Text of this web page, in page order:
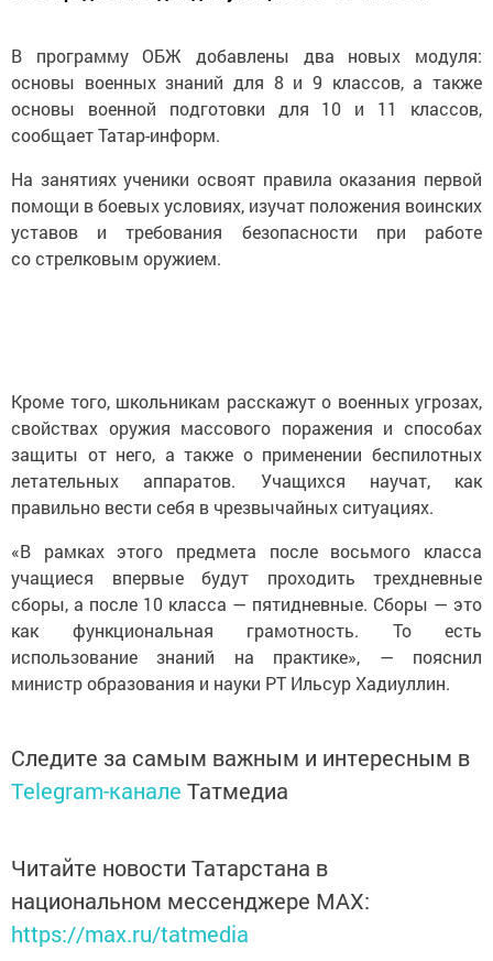
В программу ОБЖ добавлены два новых модуля:
основы военных знаний для 8 и 9 классов, а также
основы военной подготовки для 10 и 11 классов,
сообщает Татар-информ.
На занятиях ученики освоят правила оказания первой
помощи в боевых условиях, изучат положения воинских
уставов и требования безопасности при работе
со стрелковым оружием.
Кроме того, школьникам расскажут о военных угрозах,
свойствах оружия массового поражения и способах
защиты от него, а также о применении беспилотных
летательных аппаратов. Учащихся научат, как
правильно вести себя в чрезвычайных ситуациях.
«В рамках этого предмета после восьмого класса
учащиеся впервые будут проходить трехдневные
сборы, а после 10 класса — пятидневные. Сборы — это
как функциональная грамотность. То есть
использование знаний на практике», — пояснил
министр образования и науки РТ Ильсур Хадиуллин.
Следите за самым важным и интересным в
Telegram-канале Татмедиа
Читайте новости Татарстана в
национальном мессенджере MАХ:
https://max.ru/tatmedia